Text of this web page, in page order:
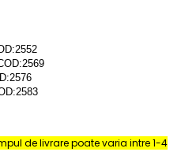
de livrare poate varia intre 1-4